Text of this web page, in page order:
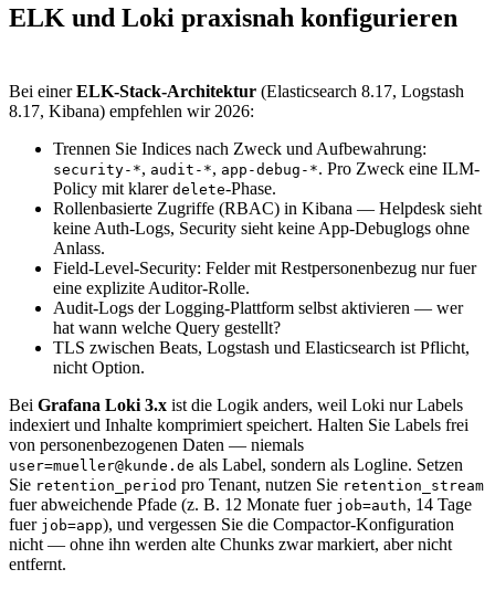
ELK und Loki praxisnah konfigurieren
Bei einerELK-Stack-Architektur (Elasticsearch 8.17, Logstash
8.17, Kibana) empfehlen wir 2026:
Trennen Sie Indices nach Zweck und Aufbewahrung:
security-*, audit-*, app-debug-*. Pro Zweck eine ILM-
Policy mit klarer delete-Phase.
Rollenbasierte Zugriffe (RBAC) in Kibana — Helpdesk sieht
keine Auth-Logs, Security sieht keine App-Debuglogs ohne
Anlass.
Field-Level-Security: Felder mit Restpersonenbezug nur fuer
eine explizite Auditor-Rolle.
Audit-Logs der Logging-Plattform selbst aktivieren — wer
hat wann welche Query gestellt?
TLS zwischen Beats, Logstash und Elasticsearch ist Pflicht,
nicht Option.
Bei Grafana Loki 3.x ist die Logik anders, weil Loki nur Labels
indexiert und Inhalte komprimiert speichert. Halten Sie Labels frei
von personenbezogenen Daten — niemals
user=mueller@kunde.de als Label, sondern als Logline. Setzen
Sie retention_period pro Tenant, nutzen Sie retention_stream
fuer abweichende Pfade (z. B. 12 Monate fuer job=auth, 14 Tage
fuer job=app), und vergessen Sie die Compactor-Konfiguration
nicht — ohne ihn werden alte Chunks zwar markiert, aber nicht
entfernt.